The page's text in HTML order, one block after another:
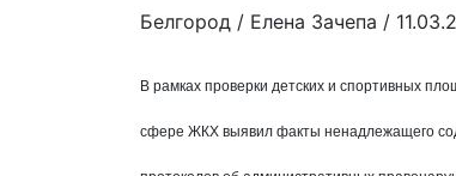
Белгород / Елена Зачепа /
В рамках проверки детских и спортивных
сфере ЖКХ выявил факты ненадлежащего